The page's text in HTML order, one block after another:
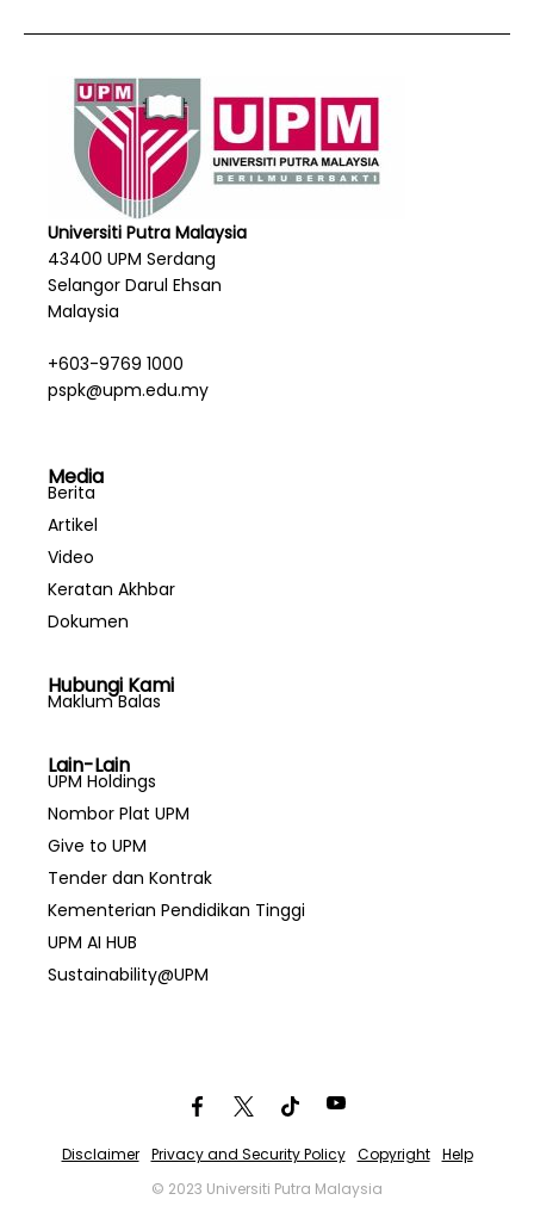
Universiti Putra Malaysia
43400 UPM Serdang
Selangor Darul Ehsan
Malaysia
+603-9769 1000
pspk@upm.edu.my
Media
Berita
Artikel
Video
Keratan Akhbar
Dokumen
Hubungi Kami
Maklum Balas
Lain-Lain
UPM Holdings
Nombor Plat UPM
Give to UPM
Tender dan Kontrak
Kementerian Pendidikan Tinggi
UPM AI HUB
Sustainability@UPM
Disclaimer Privacy and Security Policy Copyright
Help
© 2023 Universiti Putra Malaysia